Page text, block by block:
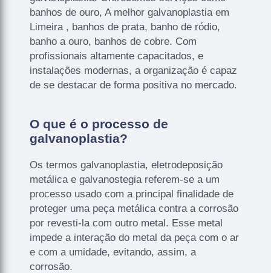
banhos de ouro, A melhor galvanoplastia em
Limeira , banhos de prata, banho de ródio,
banho a ouro, banhos de cobre. Com
profissionais altamente capacitados, e
instalações modernas, a organização é capaz
de se destacar de forma positiva no mercado.
O que é o processo de
galvanoplastia?
Os termos galvanoplastia, eletrodeposição
metálica e galvanostegia referem-se a um
processo usado com a principal finalidade de
proteger uma peça metálica contra a corrosão
por revesti-la com outro metal. Esse metal
impede a interação do metal da peça com o ar
e com a umidade, evitando, assim, a
corrosão.